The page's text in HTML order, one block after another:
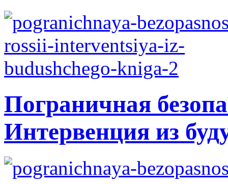
Пограничная
Интервенция из